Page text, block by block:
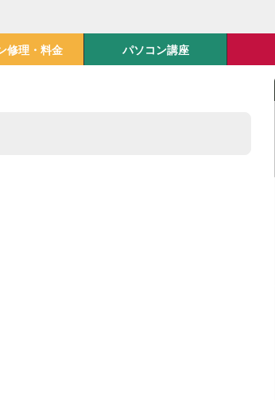
修理・料金 パソコン講座